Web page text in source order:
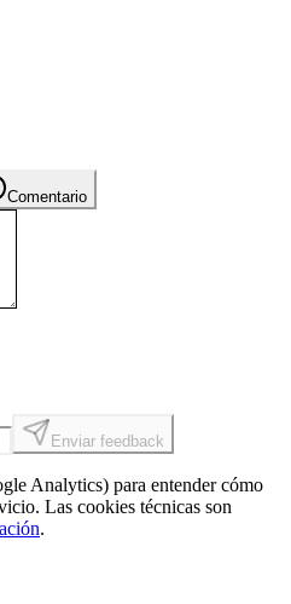
Comentario
Enviar feedback
Analytics) para entender cómo
Las cookies técnicas son
.